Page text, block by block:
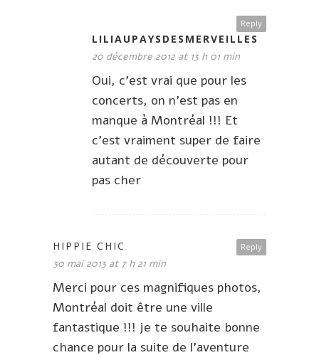
Reply
LILIAUPAYSDESMERVEILLES
20 décembre 2012 at 13 h 01 min
Oui, c’est vrai que pour les
concerts, on n’est pas en
manque à Montréal !!! Et
c’est vraiment super de faire
autant de découverte pour
pas cher
Reply
HIPPIE CHIC
30 mai 2013 at 7 h 21 min
Merci pour ces magnifiques photos,
Montréal doit être une ville
fantastique !!! je te souhaite bonne
chance pour la suite de l’aventure